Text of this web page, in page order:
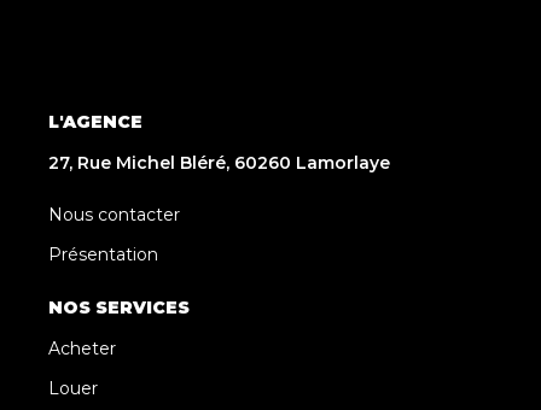
L'AGENCE
27, Rue Michel Bléré, 60260 Lamorlaye
Nous contacter
Présentation
NOS SERVICES
Acheter
Louer